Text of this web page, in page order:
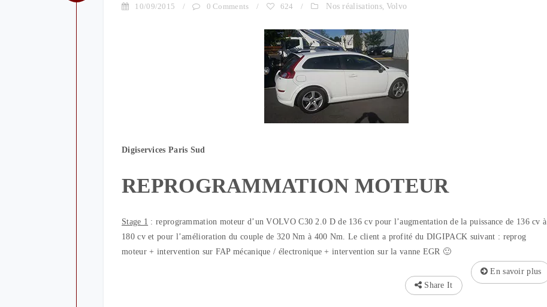
10/09/2015 / 0 Comments / 624 / Nos réalisations, Volvo
Digiservices Paris Sud
REPROGRAMMATION MOTEUR
Stage 1 : reprogrammation moteur d’un VOLVO C30 2.0 D de 136 cv pour l’augmentation de la puissance de 136 cv à
180 cv et pour l’amélioration du couple de 320 Nm à 400 Nm. Le client a profité du DIGIPACK suivant : reprog
moteur + intervention sur FAP mécanique / électronique + intervention sur la vanne EGR 🙂
En savoir plus
Share It